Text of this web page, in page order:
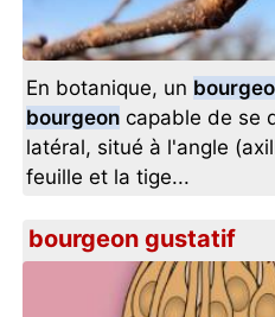
En botanique, un
bourgeon capable de se
latéral, situé à l'angle
feuille et la tige...
bourgeon gustatif